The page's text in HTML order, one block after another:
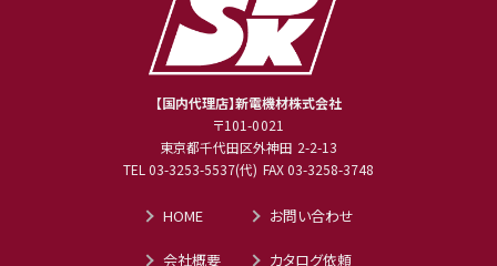
【国内代理店】新電機材株式会社
〒101-0021
東京都千代田区外神田 2-2-13
TEL03-3253-5537(代) FAX 03-3258-3748
HOME
会社概要
お問い合わせ
カタログ依頼